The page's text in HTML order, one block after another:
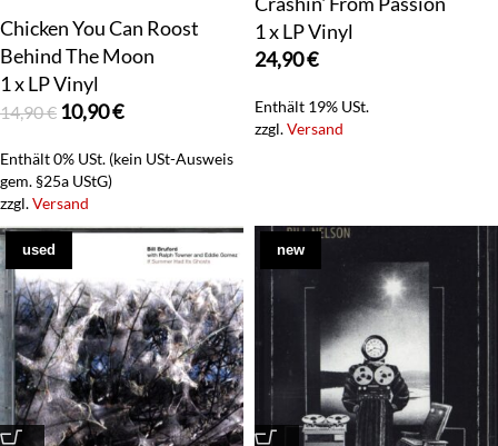
Chicken You Can Roost
Behind The Moon
1 x LP Vinyl
14,90€ 10,90€
Enthält 0% USt. (kein USt-Ausweis
gem. §25a UStG)
zzgl.Versand
1 x LP Vinyl
24,90€
Enthält 19% USt.
zzgl.Versand
used new